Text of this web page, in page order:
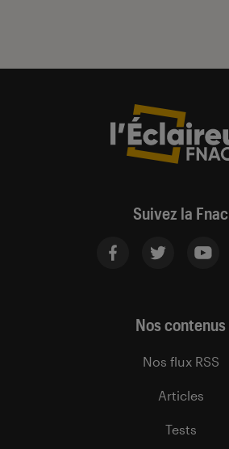
Suivez la Fnac
Nos contenus
Nos flux RSS
Articles
Tests